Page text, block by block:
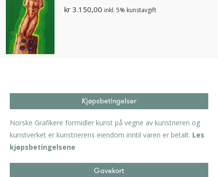
kr 3.150,00 inkl. 5% kunstavgift
Kjøpsbetingelser
Norske Grafikere formidler kunst på vegne av kunstneren og
kunstverket er kunstnerens eiendom inntil varen er betalt. Les
kjøpsbetingelsene
Gavekort